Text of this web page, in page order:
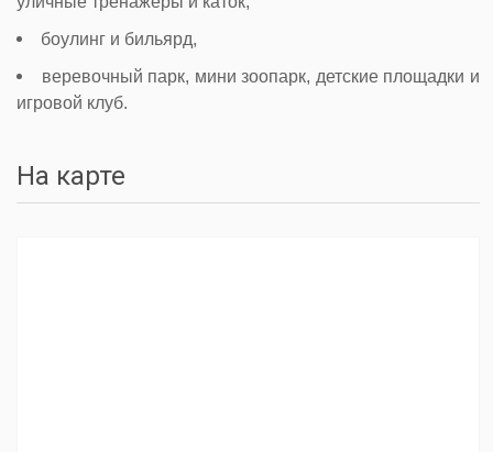
боулинг и бильярд,
веревочный парк, мини зоопарк, детские площадки и
игровой клуб.
На карте